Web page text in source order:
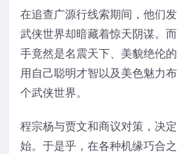
在追查广源行线索期间，他们
武侠世界却暗藏着惊天阴谋。
手竟然是名震天下、美貌绝伦
用自己聪明才智以及美色魅力
个武侠世界。
程宗杨与贾文和商议对策，决
始。于是乎，在各种机缘巧合